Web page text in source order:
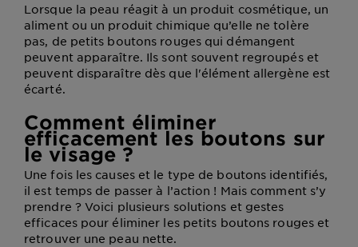
Lorsque la peau réagit à un produit cosmétique, un
aliment ou un produit chimique qu’elle ne tolère
pas, de petits boutons rouges qui démangent
peuvent apparaître. Ils sont souvent regroupés et
peuvent disparaître dès que l'élément allergène est
écarté.
Comment éliminer
efficacement les boutons sur
le visage ?
Une fois les causes et le type de boutons identifiés,
il est temps de passer à l’action ! Mais comment s’y
prendre ? Voici plusieurs solutions et gestes
efficaces pour éliminer les petits boutons rouges et
retrouver une peau nette.